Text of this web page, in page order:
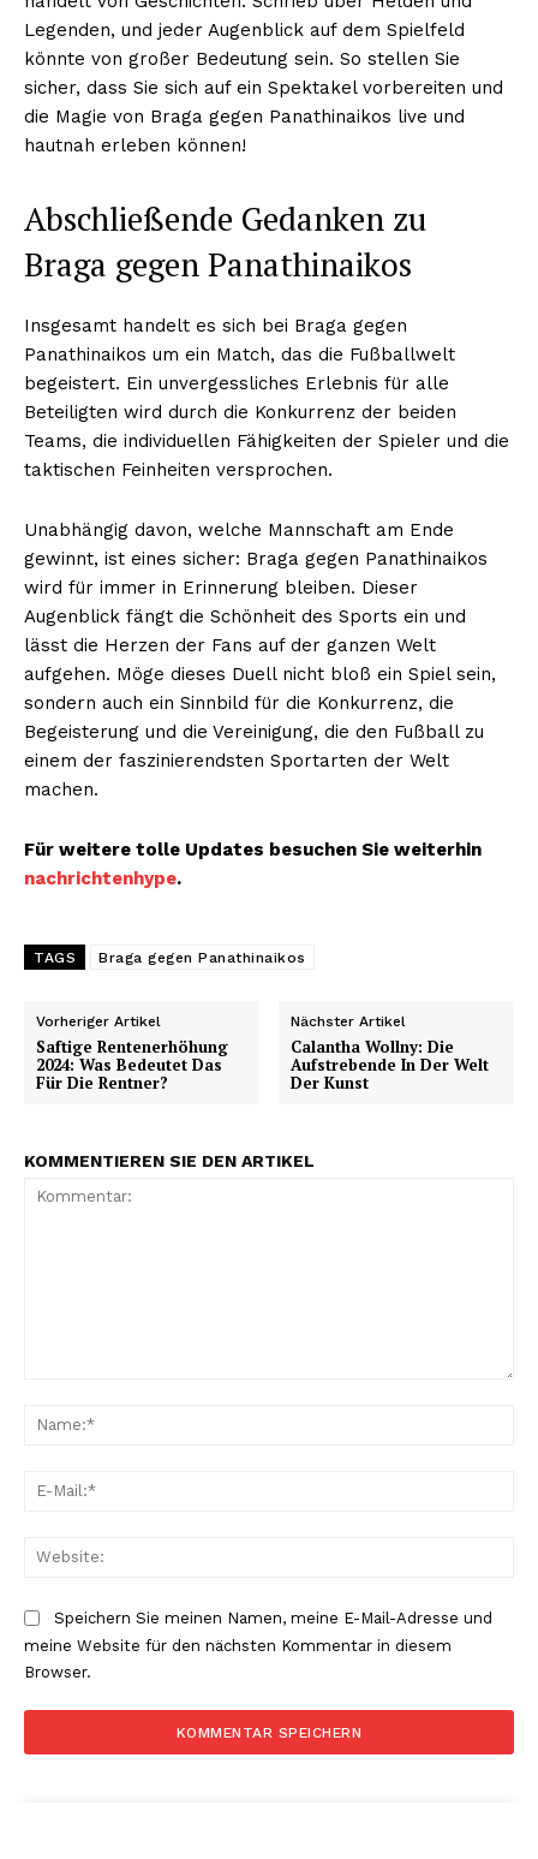
Legenden, und jeder Augenblick auf dem Spielfeld
könnte von großer Bedeutung sein. So stellen Sie
sicher, dass Sie sich auf ein Spektakel vorbereiten und
die Magie von Braga gegen Panathinaikos live und
hautnah erleben können!
Abschließende Gedanken zu
Braga gegen Panathinaikos
Insgesamt handelt es sich bei Braga gegen
Panathinaikos um ein Match, das die Fußballwelt
begeistert. Ein unvergessliches Erlebnis für alle
Beteiligten wird durch die Konkurrenz der beiden
Teams, die individuellen Fähigkeiten der Spieler und die
taktischen Feinheiten versprochen.
Unabhängig davon, welche Mannschaft am Ende
gewinnt, ist eines sicher: Braga gegen Panathinaikos
wird für immer in Erinnerung bleiben. Dieser
Augenblick fängt die Schönheit des Sports ein und
lässt die Herzen der Fans auf der ganzen Welt
aufgehen. Möge dieses Duell nicht bloß ein Spiel sein,
sondern auch ein Sinnbild für die Konkurrenz, die
Begeisterung und die Vereinigung, die den Fußball zu
einem der faszinierendsten Sportarten der Welt
machen.
Für weitere tolle Updates besuchen Sie weiterhin
nachrichtenhype.
TAGS Braga gegen Panathinaikos
Vorheriger Artikel
Saftige Rentenerhöhung
2024: Was Bedeutet Das
Für Die Rentner?
Nächster Artikel
Calantha Wollny: Die
Aufstrebende In Der Welt
Der Kunst
KOMMENTIEREN SIE DEN ARTIKEL
Speichern Sie meinen Namen, meine E-Mail-Adresse und
meine Website für den nächsten Kommentar in diesem
Browser.